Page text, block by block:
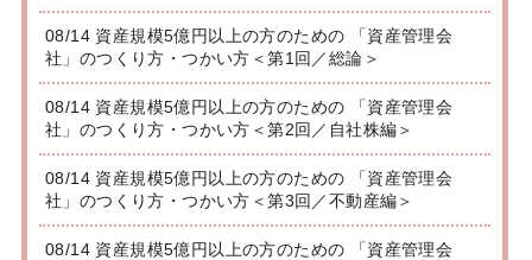
08/14 資産規模5億円以上の方のための 「資産管理会
社」のつくり方・つかい方＜第1回／総論＞
08/14 資産規模5億円以上の方のための 「資産管理会
社」のつくり方・つかい方＜第2回／自社株編＞
08/14 資産規模5億円以上の方のための 「資産管理会
社」のつくり方・つかい方＜第3回／不動産編＞
08/14 資産規模5億円以上の方のための 「資産管理会